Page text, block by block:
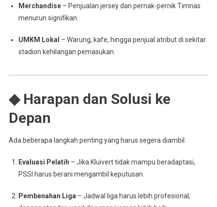
Merchandise– Penjualan jersey dan pernak-pernik Timnas
menurun signifikan.
UMKM Lokal – Warung, kafe, hingga penjual atribut di sekitar
stadion kehilangan pemasukan.
◆ Harapan dan Solusi ke
Depan
Ada beberapa langkah penting yang harus segera diambil:
Evaluasi Pelatih – Jika Kluivert tidak mampu beradaptasi,
PSSI harus berani mengambil keputusan.
Pembenahan Liga– Jadwal liga harus lebih profesional,